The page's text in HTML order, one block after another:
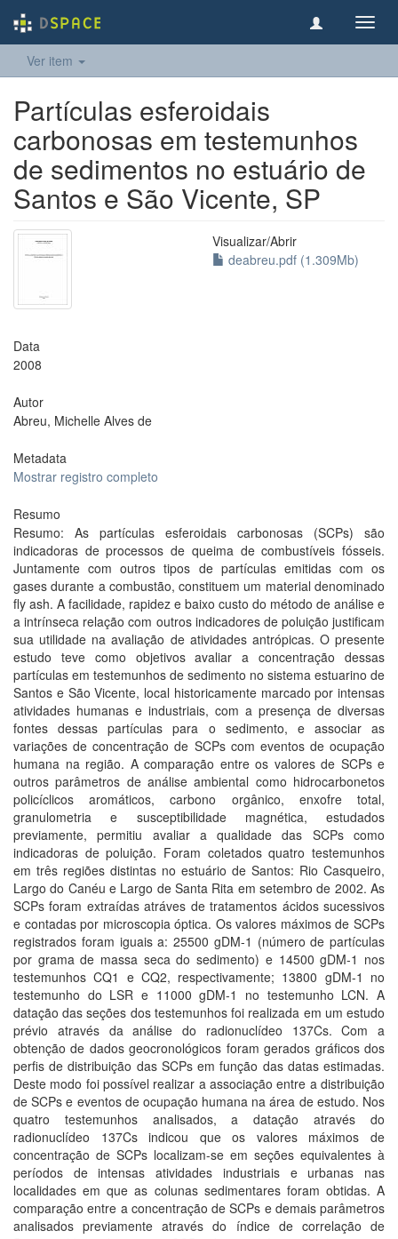
Ver item
Partículas esferoidais
carbonosas em testemunhos
de sedimentos no estuário de
Santos e São Vicente, SP
Visualizar/Abrir
deabreu.pdf (1.309Mb)
Data
2008
Autor
Abreu, Michelle Alves de
Metadata
Mostrar registro completo
Resumo
Resumo: As partículas esferoidais carbonosas (SCPs) são
indicadoras de processos de queima de combustíveis fósseis.
Juntamente com outros tipos de partículas emitidas com os
gases durante a combustão, constituem um material denominado
fly ash. A facilidade, rapidez e baixo custo do método de análise e
a intrínseca relação com outros indicadores de poluição justificam
sua utilidade na avaliação de atividades antrópicas. O presente
estudo teve como objetivos avaliar a concentração dessas
partículas em testemunhos de sedimento no sistema estuarino de
Santos e São Vicente, local historicamente marcado por intensas
atividades humanas e industriais, com a presença de diversas
fontes dessas partículas para o sedimento, e associar as
variações de concentração de SCPs com eventos de ocupação
humana na região. A comparação entre os valores de SCPs e
outros parâmetros de análise ambiental como hidrocarbonetos
policíclicos aromáticos, carbono orgânico, enxofre total,
granulometria e susceptibilidade magnética, estudados
previamente, permitiu avaliar a qualidade das SCPs como
indicadoras de poluição. Foram coletados quatro testemunhos
em três regiões distintas no estuário de Santos: Rio Casqueiro,
Largo do Canéu e Largo de Santa Rita em setembro de 2002. As
SCPs foram extraídas atráves de tratamentos ácidos sucessivos
e contadas por microscopia óptica. Os valores máximos de SCPs
registrados foram iguais a: 25500 gDM-1 (número de partículas
por grama de massa seca do sedimento) e 14500 gDM-1 nos
testemunhos CQ1 e CQ2, respectivamente; 13800 gDM-1 no
testemunho do LSR e 11000 gDM-1 no testemunho LCN. A
datação das seções dos testemunhos foi realizada em um estudo
prévio através da análise do radionuclídeo 137Cs. Com a
obtenção de dados geocronológicos foram gerados gráficos dos
perfis de distribuição das SCPs em função das datas estimadas.
Deste modo foi possível realizar a associação entre a distribuição
de SCPs e eventos de ocupação humana na área de estudo. Nos
quatro testemunhos analisados, a datação através do
radionuclídeo 137Cs indicou que os valores máximos de
concentração de SCPs localizam-se em seções equivalentes à
períodos de intensas atividades industriais e urbanas nas
localidades em que as colunas sedimentares foram obtidas. A
comparação entre a concentração de SCPs e demais parâmetros
analisados previamente através do índice de correlação de